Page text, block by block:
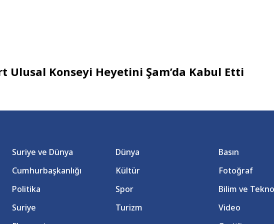
Ulusal Konseyi Heyetini Şam’da Kabul Etti
Suriye ve Dünya
Cumhurbaşkanlığı
Politika
Suriye
Dünya
Kültür
Spor
Turizm
Basın
Fotoğraf
Bilim ve
Video